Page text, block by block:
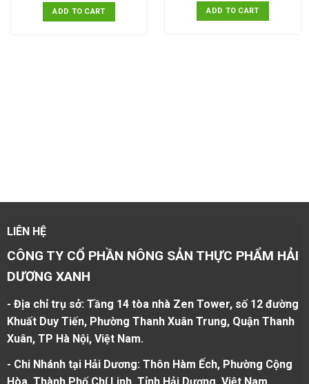
ADD TO CART ADD TO CART
LIÊN HỆ
CÔNG TY CỔ PHẦN NÔNG SẢN THỰC PHẨM HẢI
DƯƠNG XANH
- Địa chỉ trụ sở: Tầng 14 tòa nhà Zen Tower, số 12 đường
Khuất Duy Tiến, Phường Thanh Xuân Trung, Quận Thanh
Xuân, TP Hà Nội, Việt Nam.
- Chi Nhánh tại Hải Dương: Thôn Hàm Ếch, Phường Cộng
Hòa, Thành Phố Chí Linh, Tỉnh Hải Dương, Việt Nam